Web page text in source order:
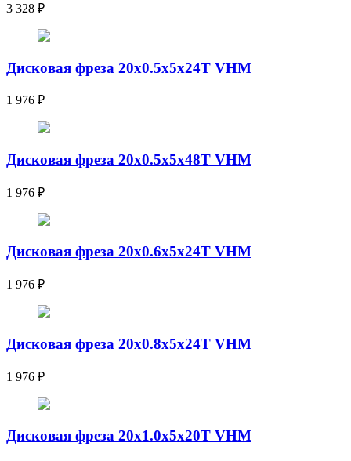
3 328 ₽
Дисковая фреза 20x0.5x5x24T VHM
1 976 ₽
Дисковая фреза 20x0.5x5x48T VHM
1 976 ₽
Дисковая фреза 20x0.6x5x24T VHM
1 976 ₽
Дисковая фреза 20x0.8x5x24T VHM
1 976 ₽
Дисковая фреза 20x1.0x5x20T VHM